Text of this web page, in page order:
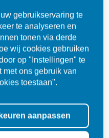
gebruikservaring te
te analyseren en
tonen via derde
wij cookies gebruiken
op "Instellingen" te
met ons gebruik van
toestaan".
aanpassen